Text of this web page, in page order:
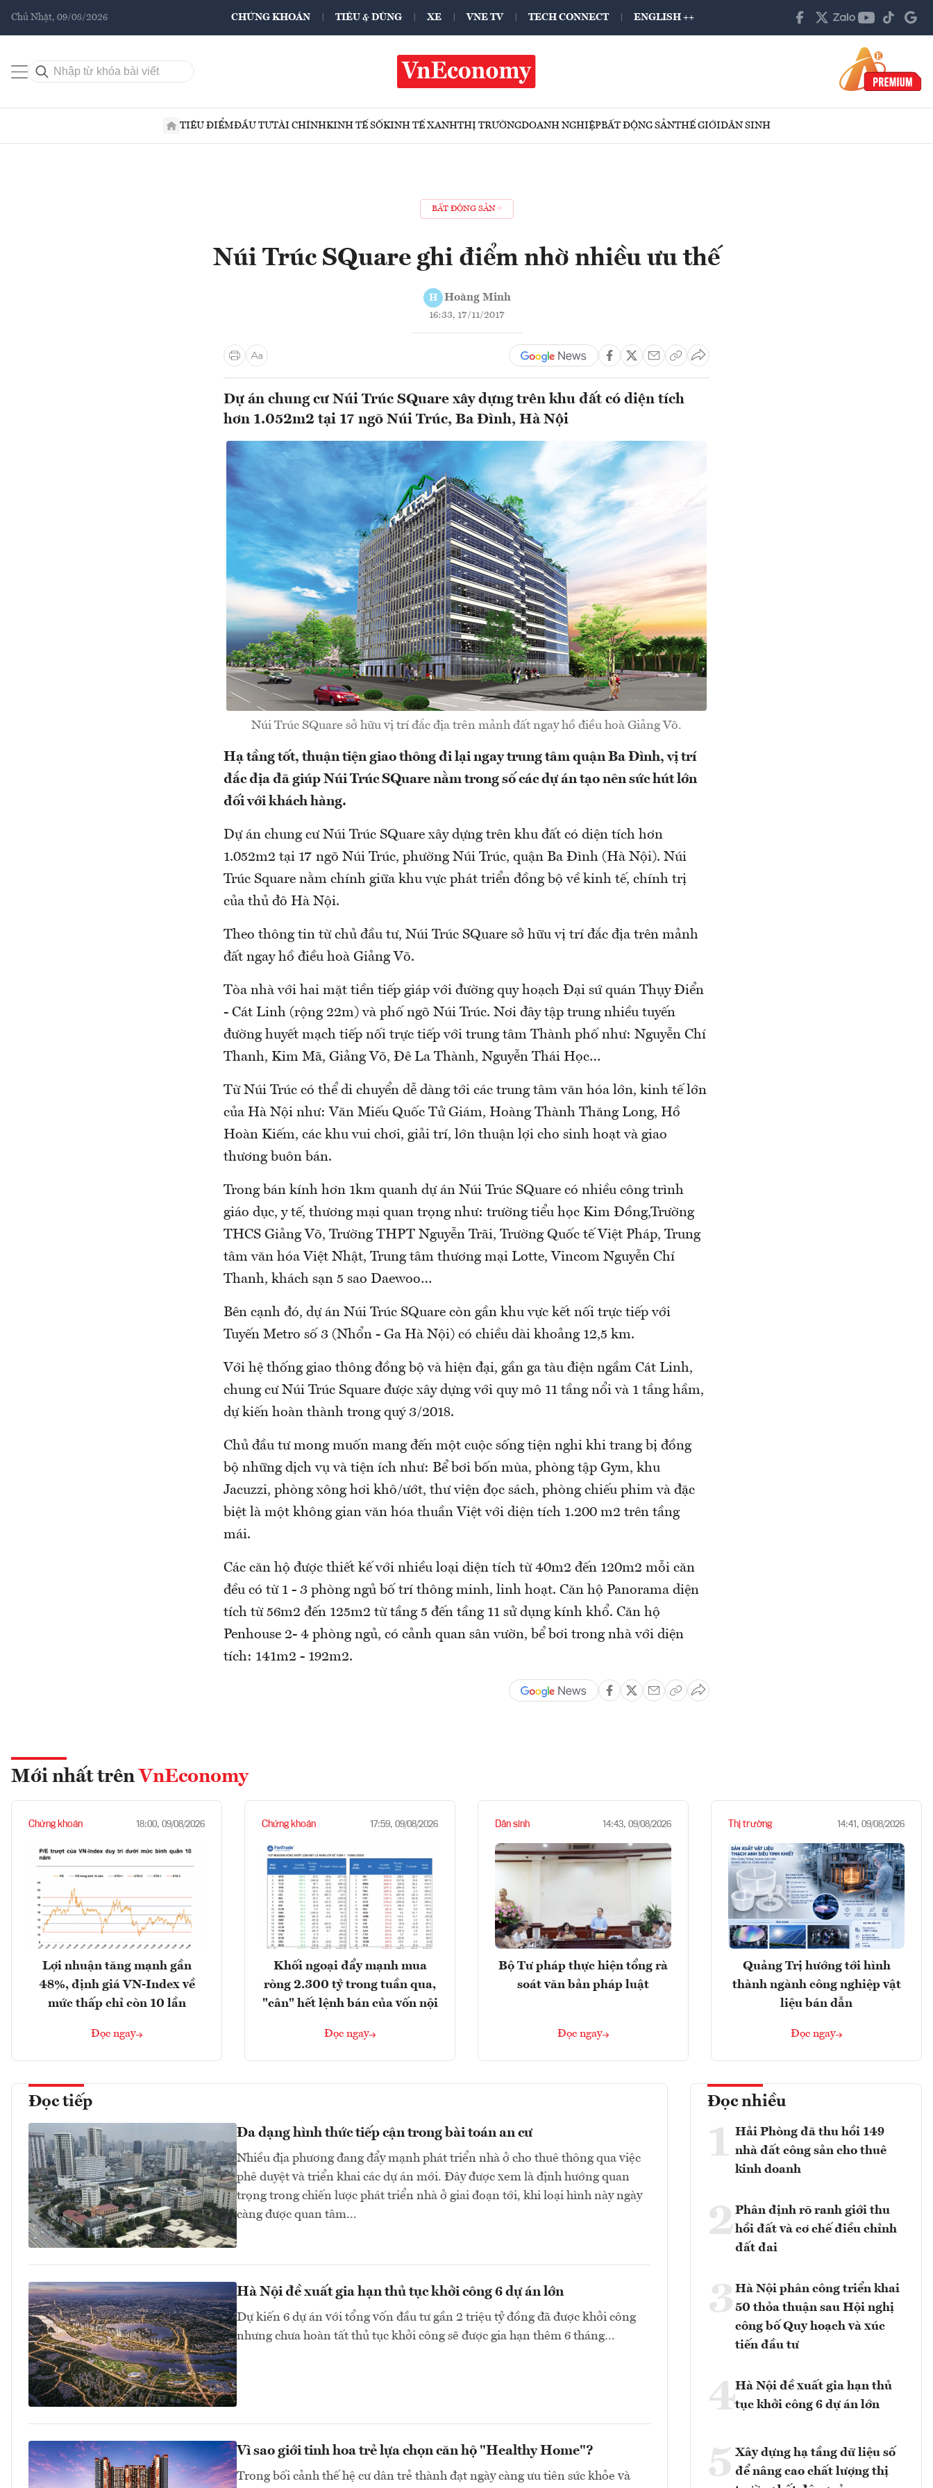
Chủ Nhật, 09/08/2026 CHỨNG KHOÁN TIÊU & DÙNG XE VNE TV TECH CONNECT ENGLISH ++
TIÊU ĐIỂMĐẦU TƯTÀI CHÍNHKINH TẾ SỐKINH TẾ XANHTHỊ TRƯỜNGDOANH NGHIỆPBẤT ĐỘNG SẢNTHẾ GIỚIDÂN SINH
BẤT ĐỘNG SẢN
Núi Trúc SQuare ghi điểm nhờ nhiều ưu thế
H Hoàng Minh
16:33, 17/11/2017
Dự án chung cư Núi Trúc SQuare xây dựng trên khu đất có diện tích
hơn 1.052m2 tại 17 ngõ Núi Trúc, Ba Đình, Hà Nội
Núi Trúc SQuare sở hữu vị trí đắc địa trên mảnh đất ngay hồ điều hoà Giảng Võ.
Hạ tầng tốt, thuận tiện giao thông đi lại ngay trung tâm quận Ba Đình, vị trí
đắc địa đã giúp Núi Trúc SQuare nằm trong số các dự án tạo nên sức hút lớn
đối với khách hàng.
Dự án chung cư Núi Trúc SQuare xây dựng trên khu đất có diện tích hơn
1.052m2 tại 17 ngõ Núi Trúc, phường Núi Trúc, quận Ba Đình (Hà Nội). Núi
Trúc Square nằm chính giữa khu vực phát triển đồng bộ về kinh tế, chính trị
của thủ đô Hà Nội.
Theo thông tin từ chủ đầu tư, Núi Trúc SQuare sở hữu vị trí đắc địa trên mảnh
đất ngay hồ điều hoà Giảng Võ.
Tòa nhà với hai mặt tiền tiếp giáp với đường quy hoạch Đại sứ quán Thụy Điển
- Cát Linh (rộng 22m) và phố ngõ Núi Trúc. Nơi đây tập trung nhiều tuyến
đường huyết mạch tiếp nối trực tiếp với trung tâm Thành phố như: Nguyễn Chí
Thanh, Kim Mã, Giảng Võ, Đê La Thành, Nguyễn Thái Học…
Từ Núi Trúc có thể di chuyển dễ dàng tới các trung tâm văn hóa lớn, kinh tế lớn
của Hà Nội như: Văn Miếu Quốc Tử Giám, Hoàng Thành Thăng Long, Hồ
Hoàn Kiếm, các khu vui chơi, giải trí, lớn thuận lợi cho sinh hoạt và giao
thương buôn bán.
Trong bán kính hơn 1km quanh dự án Núi Trúc SQuare có nhiều công trình
giáo dục, y tế, thương mại quan trọng như: trường tiểu học Kim Đồng,Trường
THCS Giảng Võ, Trường THPT Nguyễn Trãi, Trường Quốc tế Việt Pháp, Trung
tâm văn hóa Việt Nhật, Trung tâm thương mại Lotte, Vincom Nguyễn Chí
Thanh, khách sạn 5 sao Daewoo…
Bên cạnh đó, dự án Núi Trúc SQuare còn gần khu vực kết nối trực tiếp với
Tuyến Metro số 3 (Nhổn - Ga Hà Nội) có chiều dài khoảng 12,5 km.
Với hệ thống giao thông đồng bộ và hiện đại, gần ga tàu điện ngầm Cát Linh,
chung cư Núi Trúc Square được xây dựng với quy mô 11 tầng nổi và 1 tầng hầm,
dự kiến hoàn thành trong quý 3/2018.
Chủ đầu tư mong muốn mang đến một cuộc sống tiện nghi khi trang bị đồng
bộ những dịch vụ và tiện ích như: Bể bơi bốn mùa, phòng tập Gym, khu
Jacuzzi, phòng xông hơi khô/ướt, thư viện đọc sách, phòng chiếu phim và đặc
biệt là một không gian văn hóa thuần Việt với diện tích 1.200 m2 trên tầng
mái.
Các căn hộ được thiết kế với nhiều loại diện tích từ 40m2 đến 120m2 mỗi căn
đều có từ 1 - 3 phòng ngủ bố trí thông minh, linh hoạt. Căn hộ Panorama diện
tích từ 56m2 đến 125m2 từ tầng 5 đến tầng 11 sử dụng kính khổ. Căn hộ
Penhouse 2- 4 phòng ngủ, có cảnh quan sân vườn, bể bơi trong nhà với diện
tích: 141m2 - 192m2.
Mới nhất trên VnEconomy
Chứng khoán 18:00, 09/08/2026
Lợi nhuận tăng mạnh gần
48%, định giá VN-Index về
mức thấp chỉ còn 10 lần
Đọc ngay
Chứng khoán 17:59, 09/08/2026
Khối ngoại đẩy mạnh mua
ròng 2.300 tỷ trong tuần qua,
"cân" hết lệnh bán của vốn nội
Đọc ngay
Dân sinh 14:43, 09/08/2026
Bộ Tư pháp thực hiện tổng rà
soát văn bản pháp luật
Đọc ngay
Thị trường 14:41, 09/08/2026
Quảng Trị hướng tới hình
thành ngành công nghiệp vật
liệu bán dẫn
Đọc ngay
Đọc tiếp
Đa dạng hình thức tiếp cận trong bài toán an cư
Nhiều địa phương đang đẩy mạnh phát triển nhà ở cho thuê thông qua việc
phê duyệt và triển khai các dự án mới. Đây được xem là định hướng quan
trọng trong chiến lược phát triển nhà ở giai đoạn tới, khi loại hình này ngày
càng được quan tâm...
Hà Nội đề xuất gia hạn thủ tục khởi công 6 dự án lớn
Dự kiến 6 dự án với tổng vốn đầu tư gần 2 triệu tỷ đồng đã được khởi công
nhưng chưa hoàn tất thủ tục khởi công sẽ được gia hạn thêm 6 tháng…
Vì sao giới tinh hoa trẻ lựa chọn căn hộ "Healthy Home"?
Trong bối cảnh thế hệ cư dân trẻ thành đạt ngày càng ưu tiên sức khỏe và
Đọc nhiều
1 Hải Phòng đã thu hồi 149
nhà đất công sản cho thuê
kinh doanh
2Phân định rõ ranh giới thu
hồi đất và cơ chế điều chỉnh
đất đai
3 Hà Nội phân công triển khai
50 thỏa thuận sau Hội nghị
công bố Quy hoạch và xúc
tiến đầu tư
4Hà Nội đề xuất gia hạn thủ
tục khởi công 6 dự án lớn
5 Xây dựng hạ tầng dữ liệu số
để nâng cao chất lượng thị